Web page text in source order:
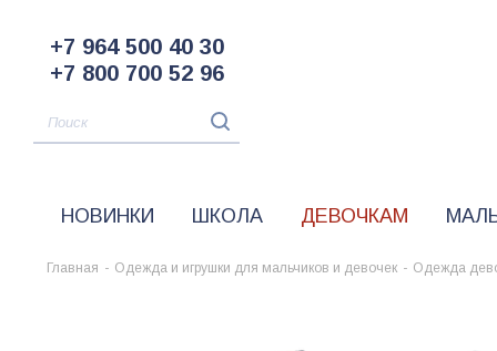
+7 964 500 40 30
+7 800 700 52 96
НОВИНКИ ШКОЛА ДЕВОЧКАМ
Главная - Одежда и игрушки для мальчиков и девочек - Одежда